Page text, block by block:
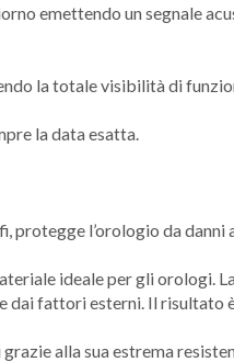
emettendo un segnale
la totale visibilità di
la data esatta.
protegge l’orologio da danni
ideale per gli
fattori esterni. Il risultato
alla sua estrema